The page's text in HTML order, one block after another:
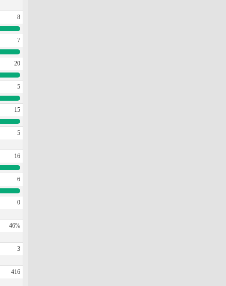
8
7
20
5
15
5
16
6
0
46%
3
416